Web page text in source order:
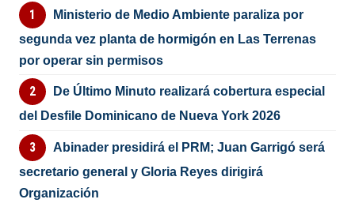
Ministerio de Medio Ambiente paraliza por
segunda vez planta de hormigón en Las Terrenas
por operar sin permisos
De Último Minuto realizará cobertura especial
del Desfile Dominicano de Nueva York 2026
Abinader presidirá el PRM; Juan Garrigó será
secretario general y Gloria Reyes dirigirá
Organización